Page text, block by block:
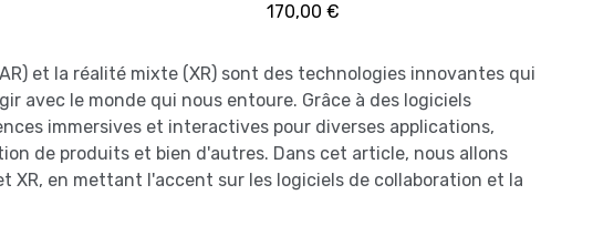
et la réalité mixte (XR) sont des technologies innovantes qui
avec le monde qui nous entoure. Grâce à des logiciels
immersives et interactives pour diverses applications,
de produits et bien d'autres. Dans cet article, nous allons
XR, en mettant l'accent sur les logiciels de collaboration et la
170,00 €